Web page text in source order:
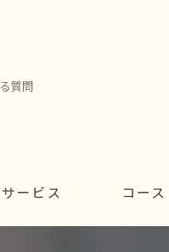
質問
サービス コース